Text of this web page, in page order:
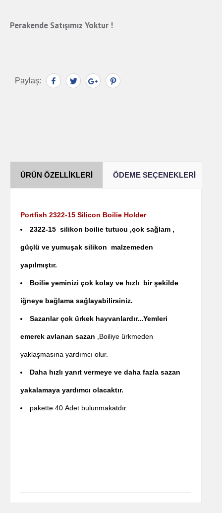
Perakende Satışımız Yoktur !
Paylaş:
ÜRÜN ÖZELLIKLERI ÖDEME SEÇENEKLERI
Portfish 2322-15 Silicon Boilie Holder
2322-15 silikon boilie tutucu ,çok sağlam ,
güçlü ve yumuşak silikon malzemeden
yapılmıştır.
Boilie yeminizi çok kolay ve hızlı bir şekilde
iğneye bağlama sağlayabilirsiniz.
Sazanlar çok ürkek hayvanlardır...Yemleri
emerek avlanan sazan ,Boiliye ürkmeden
yaklaşmasına yardımcı olur.
Daha hızlı yanıt vermeye ve daha fazla sazan
yakalamaya yardımcı olacaktır.
pakette 40 Adet bulunmakatdır.